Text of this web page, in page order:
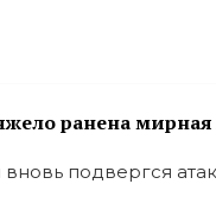
ранена
подвергся